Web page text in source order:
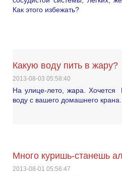
Как этого избежать?
Какую воду пить в жару?
2013-08-03 05:58:40
На улице-лето, жара. Хочется
воду с вашего домашнего крана.
Много куришь-станешь
2013-08-01 05:56:47